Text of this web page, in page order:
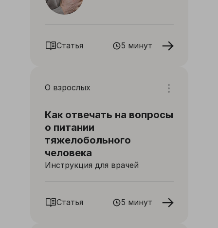
Статья 5 минут
О взрослых
Как отвечать на вопросы
о питании
тяжелобольного
человека
Инструкция для врачей
Статья 5 минут